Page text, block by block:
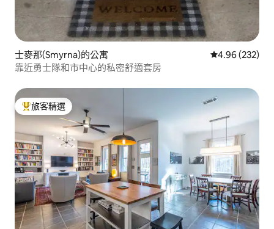
士麥那(Smyrna)的公寓 從 232 則評價
4.96 (232)
靠近勇士隊和市中心的私密舒適套房
旅客精選榜首
旅客精選